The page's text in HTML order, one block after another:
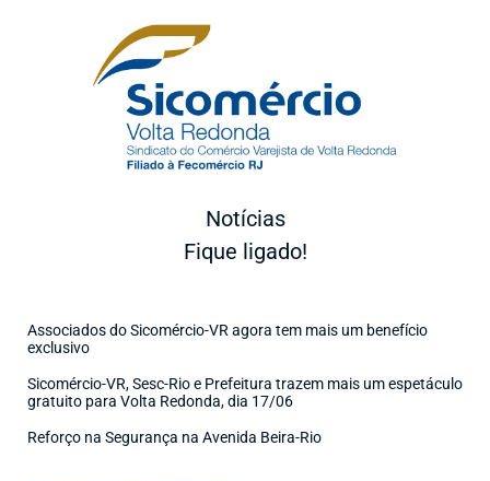
Notícias
Fique ligado!
Associados do Sicomércio-VR agora tem mais um benefício
exclusivo
Sicomércio-VR, Sesc-Rio e Prefeitura trazem mais um espetáculo
gratuito para Volta Redonda, dia 17/06
Reforço na Segurança na Avenida Beira-Rio